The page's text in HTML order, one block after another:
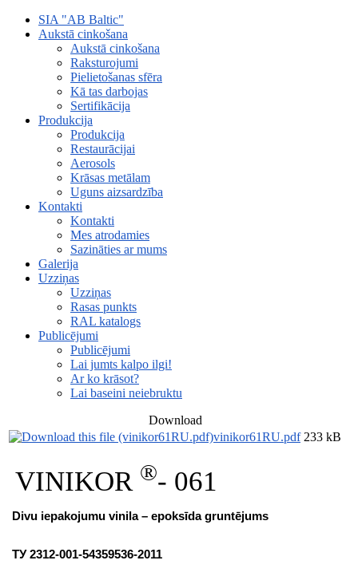
SIA "AB Baltic"
Aukstā cinkošana
Aukstā cinkošana
Raksturojumi
Pielietošanas sfēra
Kā tas darbojas
Sertifikācija
Produkcija
Produkcija
Restaurācijai
Aerosols
Krāsas metālam
Uguns aizsardzība
Kontakti
Kontakti
Mes atrodamies
Sazināties ar mums
Galerija
Uzziņas
Uzziņas
Rasas punkts
RAL katalogs
Publicējumi
Publicējumi
Lai jumts kalpo ilgi!
Ar ko krāsot?
Lai baseini neiebruktu
Download
vinikor61RU.pdf 233 kB
VINIKOR ®- 061
Divu iepakojumu vinila – epoksīda gruntējums
ТУ 2312-001-54359536-2011